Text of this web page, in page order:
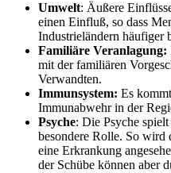
Umwelt: Äußere
einen Einfluß, so dass
Industrieländern häufiger
Familiäre Veranlagung:
mit der familiären
Verwandten.
Immunsystem: Es
Immunabwehr in der
Psyche: Die Psyche
besondere Rolle. So wird
eine Erkrankung
der Schübe können aber